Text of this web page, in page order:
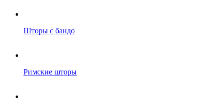
Шторы с бандо
Римские шторы